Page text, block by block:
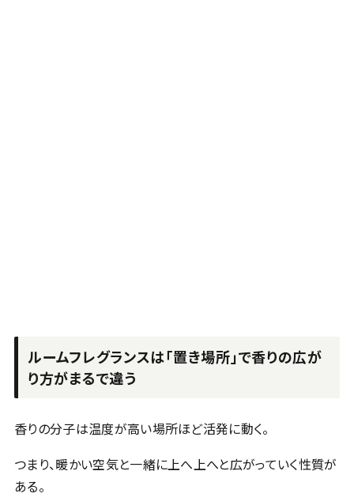
ルームフレグランスは「置き場所」で香りの広が
り方がまるで違う
香りの分子は温度が高い場所ほど活発に動く。
つまり、暖かい空気と一緒に上へ上へと広がっていく性質が
ある。